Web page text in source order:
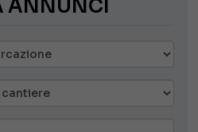
ANNUNCI